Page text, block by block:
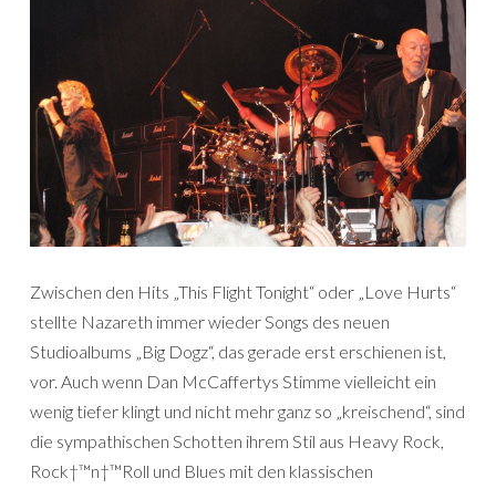
Zwischen den Hits „This Flight Tonight“ oder „Love Hurts“
stellte Nazareth immer wieder Songs des neuen
Studioalbums „Big Dogz“, das gerade erst erschienen ist,
vor. Auch wenn Dan McCaffertys Stimme vielleicht ein
wenig tiefer klingt und nicht mehr ganz so „kreischend“, sind
die sympathischen Schotten ihrem Stil aus Heavy Rock,
Rock†™n†™Roll und Blues mit den klassischen